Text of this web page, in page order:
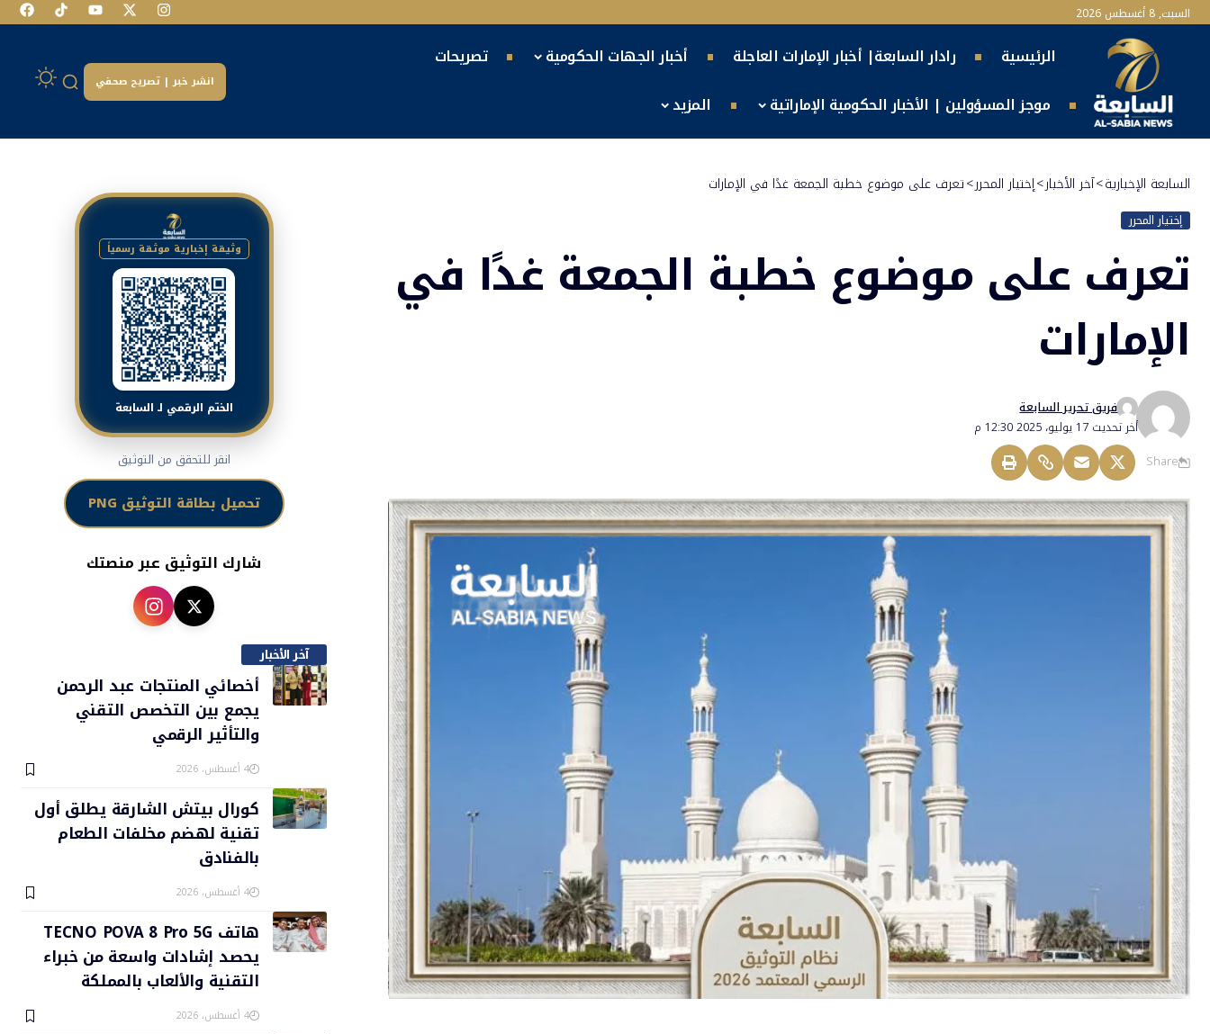
السبت, 8 أغسطس 2026
الرئيسية رادار السابعة| أخبار الإمارات العاجلة أخبار الجهات الحكومية
تصريحات
موجز المسؤولين | الأخبار الحكومية الإماراتية
المزيد
انشر خبر | تصريح صحفي
السابعة الإخبارية>آخر الأخبار>إختيار المحرر>تعرف على موضوع خطبة الجمعة غدًا في الإمارات
إختيار المحرر
تعرف على موضوع خطبة الجمعة غدًا في
الإمارات
أخر تحديث 17 يوليو، 2025 12:30 م
فريق تحرير السابعة
Share
وثيقة إخبارية موثقة رسمياً
الختم الرقمي لـ السابعة
انقر للتحقق من التوثيق
تحميل بطاقة التوثيق PNG
شارك التوثيق عبر منصتك
آخر الأخبار
أخصائي المنتجات عبد الرحمن
يجمع بين التخصص التقني
والتأثير الرقمي
4 أغسطس، 2026
كورال بيتش الشارقة يطلق أول
تقنية لهضم مخلفات الطعام
بالفنادق
4 أغسطس، 2026
هاتف TECNO POVA 8 Pro 5G
يحصد إشادات واسعة من خبراء
التقنية والألعاب بالمملكة
4 أغسطس، 2026